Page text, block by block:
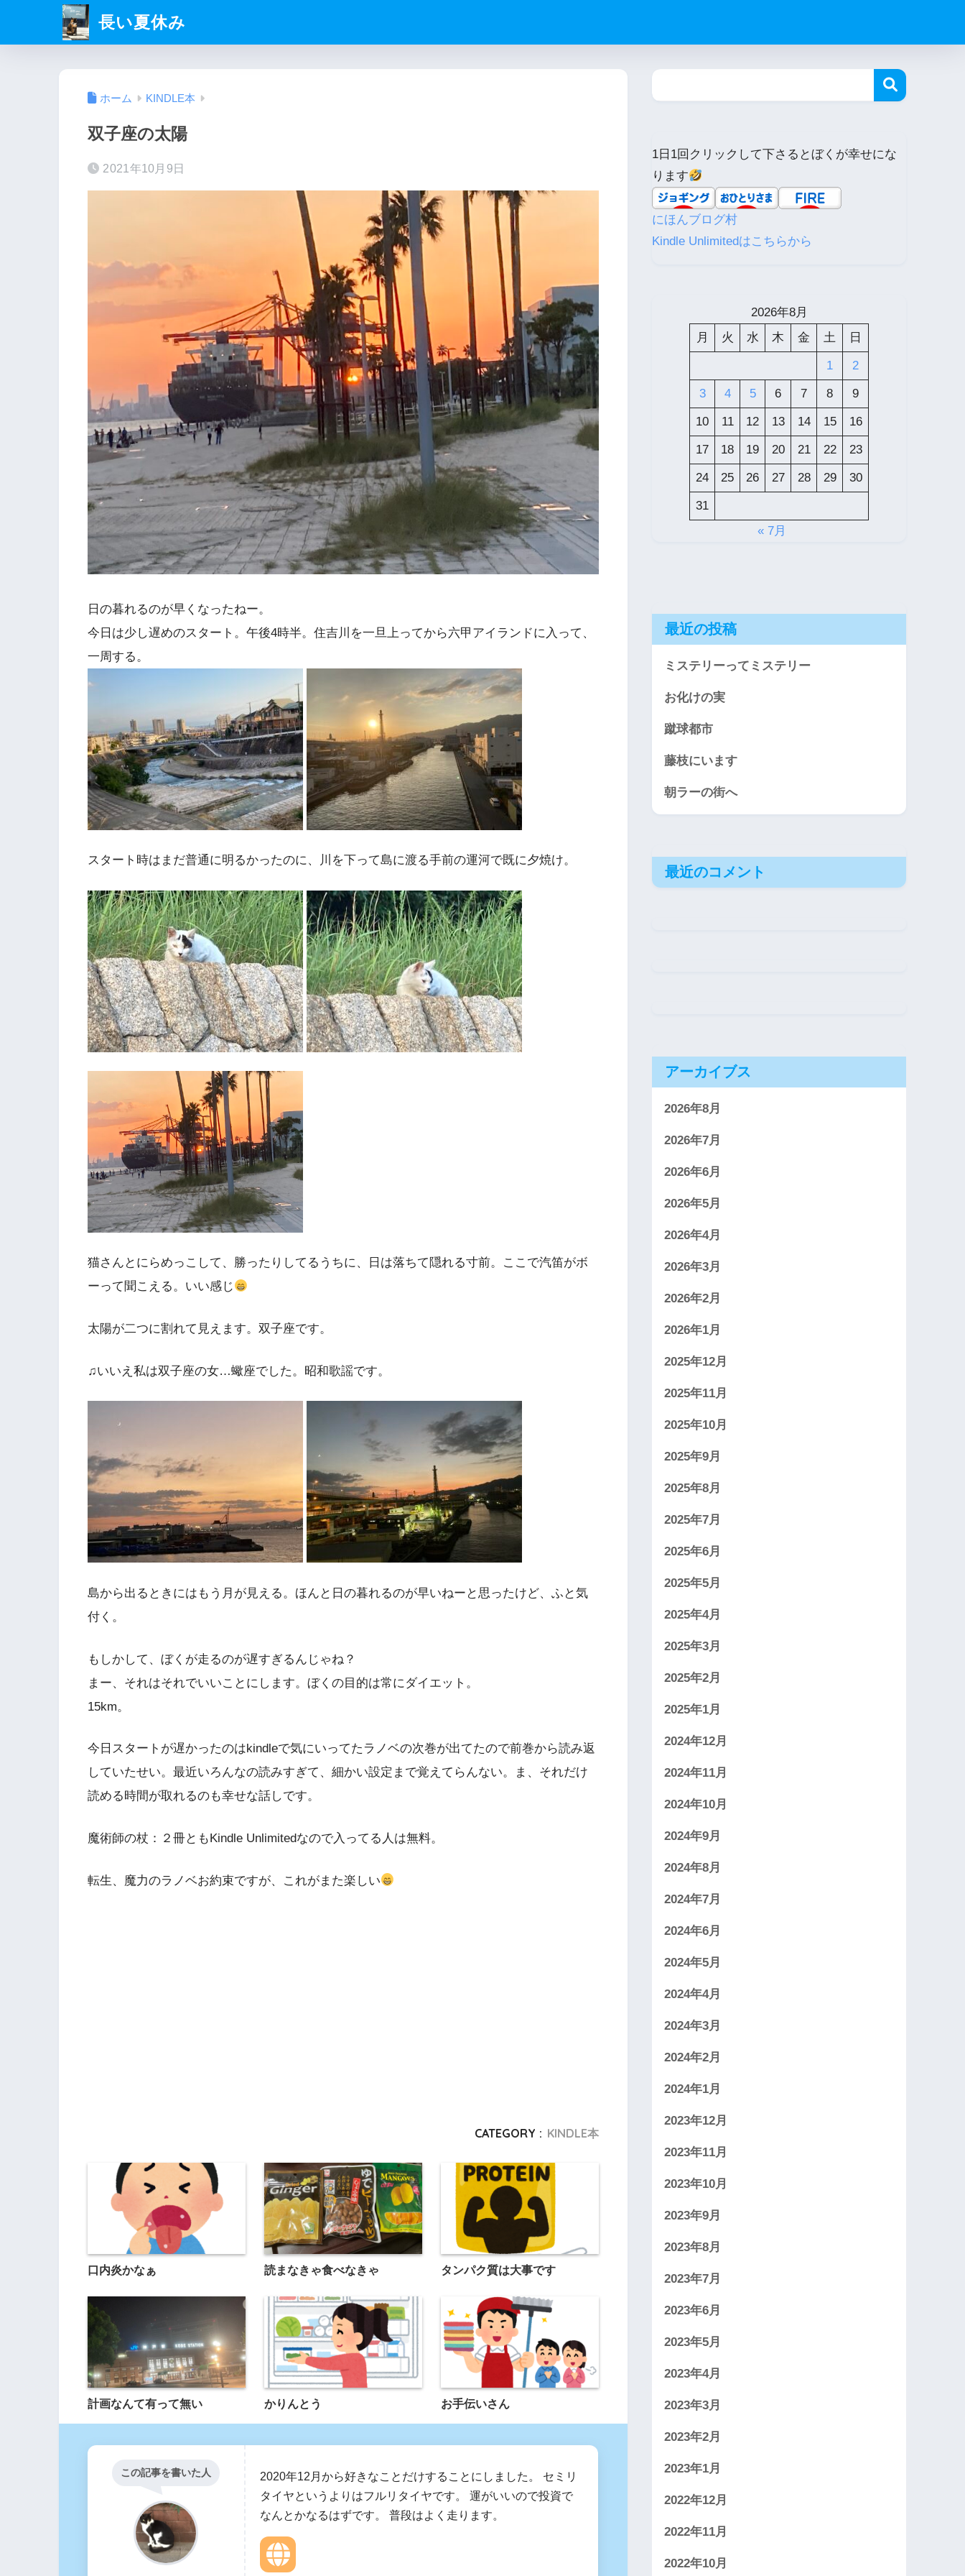
長い夏休み
ホーム KINDLE本
双子座の太陽
2021年10月9日
日の暮れるのが早くなったねー。
今日は少し遅めのスタート。午後4時半。住吉川を一旦上ってから六甲アイランドに入って、
一周する。
スタート時はまだ普通に明るかったのに、川を下って島に渡る手前の運河で既に夕焼け。
猫さんとにらめっこして、勝ったりしてるうちに、日は落ちて隠れる寸前。ここで汽笛がボ
ーって聞こえる。いい感じ
太陽が二つに割れて見えます。双子座です。
♫いいえ私は双子座の女…蠍座でした。昭和歌謡です。
島から出るときにはもう月が見える。ほんと日の暮れるのが早いねーと思ったけど、ふと気
付く。
もしかして、ぼくが走るのが遅すぎるんじゃね？
まー、それはそれでいいことにします。ぼくの目的は常にダイエット。
15km。
今日スタートが遅かったのはkindleで気にいってたラノベの次巻が出てたので前巻から読み返
していたせい。最近いろんなの読みすぎて、細かい設定まで覚えてらんない。ま、それだけ
読める時間が取れるのも幸せな話しです。
魔術師の杖：２冊ともKindle Unlimitedなので入ってる人は無料。
転生、魔力のラノベお約束ですが、これがまた楽しい
CATEGORY : KINDLE本
口内炎かなぁ 読まなきゃ食べなきゃ タンパク質は大事です
計画なんて有って無い かりんとう お手伝いさん
この記事を書いた人
2020年12月から好きなことだけすることにしました。 セミリ
タイヤというよりはフルリタイヤです。 運がいいので投資で
なんとかなるはずです。 普段はよく走ります。
1日1回クリックして下さるとぼくが幸せにな
ります
にほんブログ村
Kindle Unlimitedはこちらから
2026年8月
月
火 水 木 金 土 日
1 2
3 4 5 6 7 8 9
10 11 12 13 14 15 16
17 18 19 20 21 22 23
24 25 26 27 28 29 30
31
« 7月
最近の投稿
ミステリーってミステリー
お化けの実
蹴球都市
藤枝にいます
朝ラーの街へ
最近のコメント
アーカイブス
2026年8月
2026年7月
2026年6月
2026年5月
2026年4月
2026年3月
2026年2月
2026年1月
2025年12月
2025年11月
2025年10月
2025年9月
2025年8月
2025年7月
2025年6月
2025年5月
2025年4月
2025年3月
2025年2月
2025年1月
2024年12月
2024年11月
2024年10月
2024年9月
2024年8月
2024年7月
2024年6月
2024年5月
2024年4月
2024年3月
2024年2月
2024年1月
2023年12月
2023年11月
2023年10月
2023年9月
2023年8月
2023年7月
2023年6月
2023年5月
2023年4月
2023年3月
2023年2月
2023年1月
2022年12月
2022年11月
2022年10月